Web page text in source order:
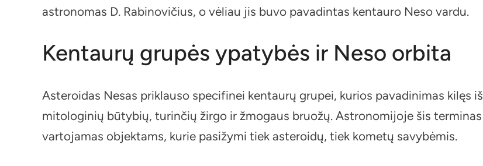
astronomas D. Rabinovičius, o vėliau jis buvo pavadintas kentauro Neso vardu.
Kentaurų grupės ypatybės ir Neso orbita
Asteroidas Nesas priklauso specifinei kentaurų grupei, kurios pavadinimas kilęs iš
mitologinių būtybių, turinčių žirgo ir žmogaus bruožų. Astronomijoje šis terminas
vartojamas objektams, kurie pasižymi tiek asteroidų, tiek kometų savybėmis.